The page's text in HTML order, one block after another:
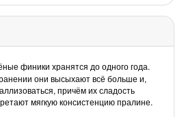
финики хранятся до одного года.
они высыхают всё больше и,
причём их сладость
мягкую консистенцию пралине.